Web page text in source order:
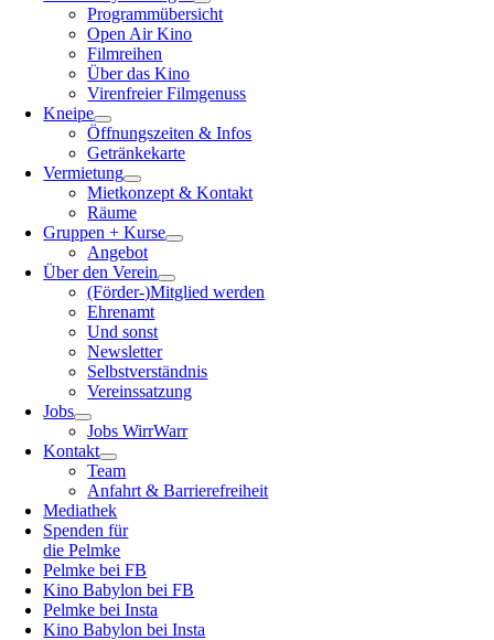
Programmübersicht
Open Air Kino
Filmreihen
Über das Kino
Virenfreier Filmgenuss
Kneipe
Öffnungszeiten & Infos
Getränkekarte
Vermietung
Mietkonzept & Kontakt
Räume
Gruppen + Kurse
Angebot
Über den Verein
(Förder-)Mitglied werden
Ehrenamt
Und sonst
Newsletter
Selbstverständnis
Vereinssatzung
Jobs
Jobs WirrWarr
Kontakt
Team
Anfahrt & Barrierefreiheit
Mediathek
Spenden für
die Pelmke
Pelmke bei FB
Kino Babylon bei FB
Pelmke bei Insta
Kino Babylon bei Insta